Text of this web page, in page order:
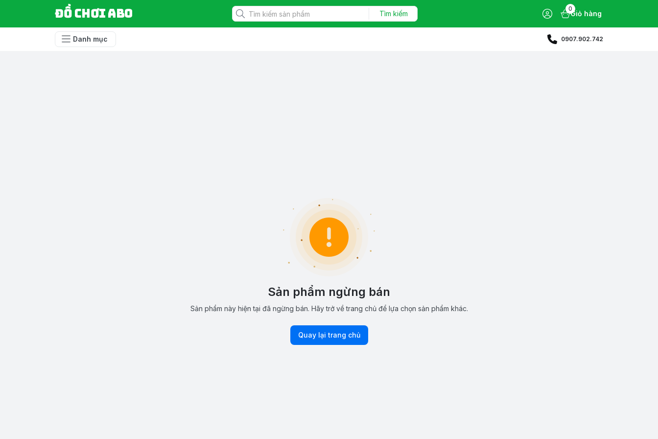
Đồ chơi ABO Tìm kiếm
0
Giỏ hàng
Danh mục 0907.902.742
Sản phẩm ngừng bán
Sản phẩm này hiện tại đã ngừng bán. Hãy trở về trang chủ để lựa chọn sản phẩm khác.
Quay lại trang chủ